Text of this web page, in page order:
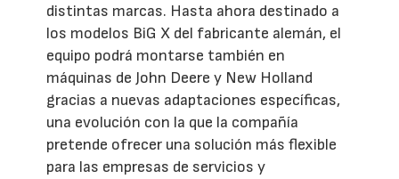
distintas marcas. Hasta ahora destinado a
los modelos BiG X del fabricante alemán, el
equipo podrá montarse también en
máquinas de John Deere y New Holland
gracias a nuevas adaptaciones específicas,
una evolución con la que la compañía
pretende ofrecer una solución más flexible
para las empresas de servicios y